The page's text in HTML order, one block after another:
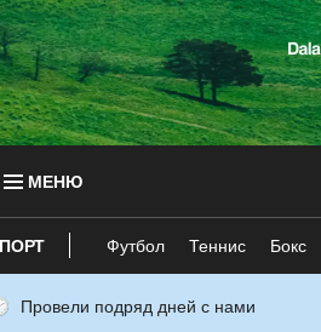
МЕНЮ
Футбол Теннис Бокс
Провели подряд дней с нами